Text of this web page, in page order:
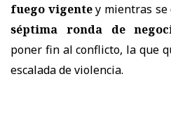
fuego vigentey mientras
séptima ronda de
poner fin al conflicto, la que
escalada de violencia.